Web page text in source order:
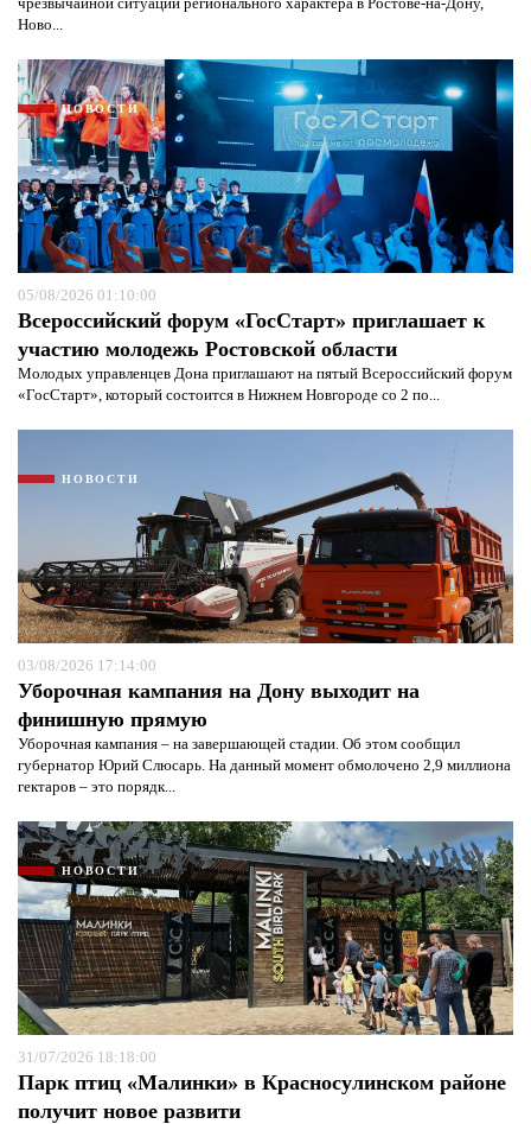
Ново...
НОВОСТИ
05/08/2026 01:10:00
Всероссийский форум «ГосСтарт» приглашает к
участию молодежь Ростовской области
Молодых управленцев Дона приглашают на пятый Всероссийский форум
«ГосСтарт», который состоится в Нижнем Новгороде со 2 по...
НОВОСТИ
03/08/2026 17:14:00
Уборочная кампания на Дону выходит на
финишную прямую
Уборочная кампания – на завершающей стадии. Об этом сообщил
губернатор Юрий Слюсарь. На данный момент обмолочено 2,9 миллиона
гектаров – это порядк...
НОВОСТИ
31/07/2026 18:18:00
Парк птиц «Малинки» в Красносулинском районе
получит новое развити
Я согласен с политикой конфиденциальности и
защиты информации*
Я согласен сполитикой конфиденциальности и
защиты информации*